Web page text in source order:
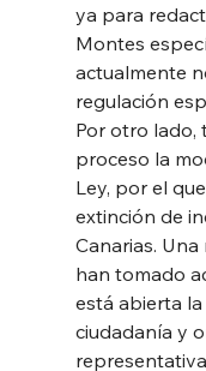
ya para
Montes
actualmente
regulación
Por otro lado,
proceso la
Ley, por el
extinción de
Canarias.
han tomado
está abierta
ciudadanía y